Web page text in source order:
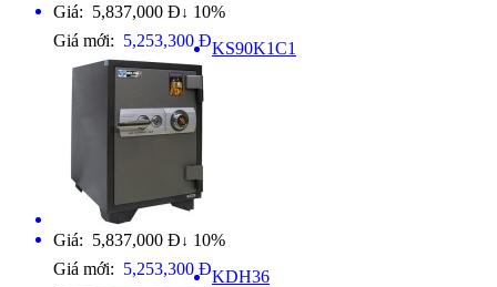
Giá: 5,837,000 Đ ↓ 10%
Giá mới: 5,253,300 ĐKS90K1C1
Giá: 5,837,000 Đ ↓ 10%
Giá mới: 5,253,300 ĐKDH36